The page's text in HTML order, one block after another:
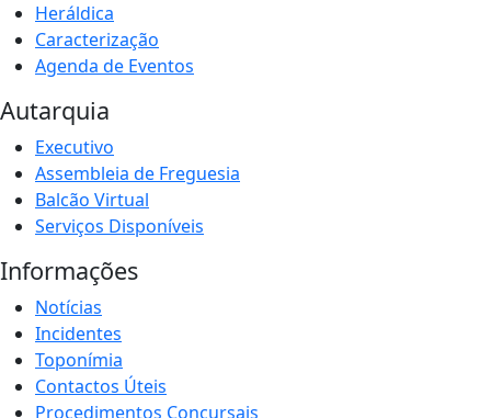
Heráldica
Caracterização
Agenda de Eventos
Autarquia
Executivo
Assembleia de Freguesia
Balcão Virtual
Serviços Disponíveis
Informações
Notícias
Incidentes
Toponímia
Contactos Úteis
Procedimentos Concursais